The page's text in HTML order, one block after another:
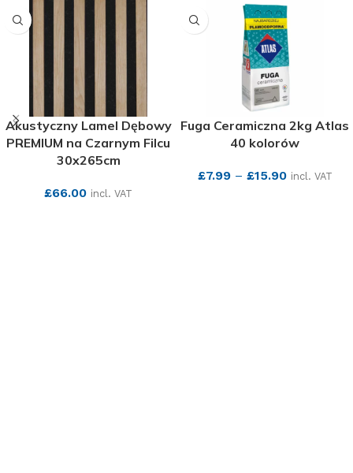
Akustyczny Lamel Dębowy
PREMIUM na Czarnym Filcu
30x265cm
£66.00 incl. VAT
Fuga Ceramiczna 2kg Atlas
40 kolorów
£7.99– £15.90 incl. VAT